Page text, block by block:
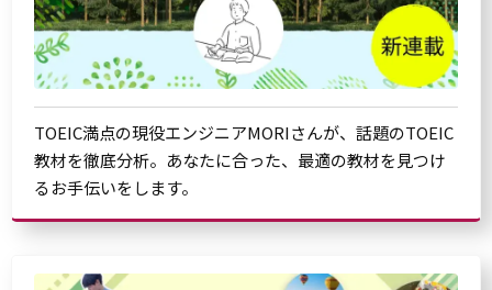
TOEIC満点の現役エンジニアMORIさんが、話題のTOEIC
教材を徹底分析。あなたに合った、最適の教材を見つけ
るお手伝いをします。